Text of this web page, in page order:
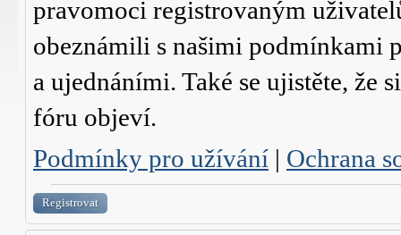
pravomoci registrovaným
obeznámili s našimi podmínkami
a ujednáními. Také se ujistěte, že
fóru objeví.
Podmínky pro užívání | Ochrana
Registrovat